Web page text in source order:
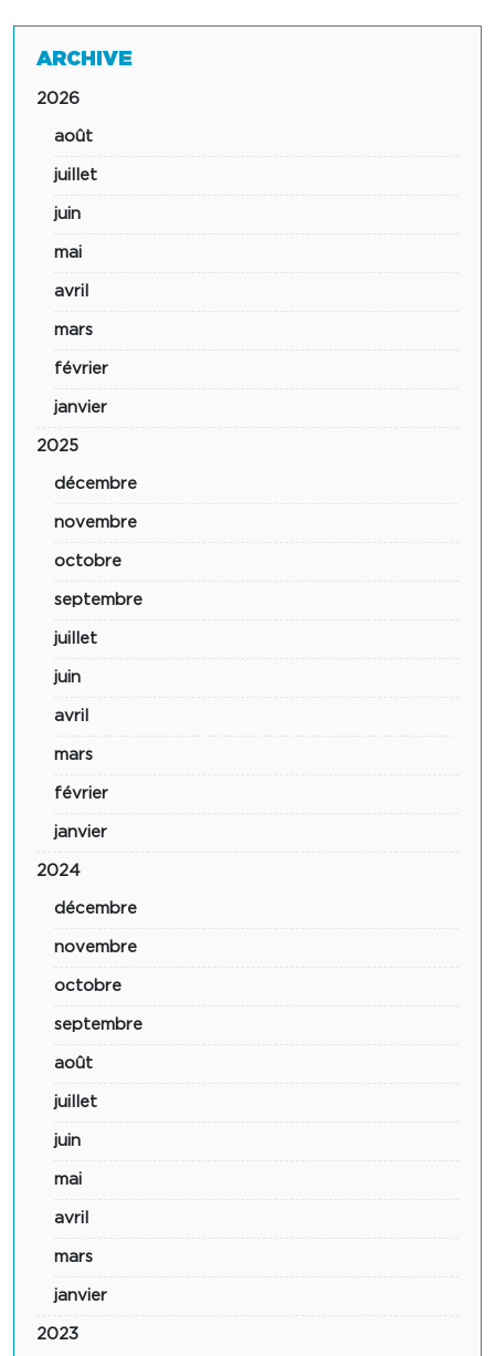
ARCHIVE
2026
août
juillet
juin
mai
avril
mars
février
janvier
2025
décembre
novembre
octobre
septembre
juillet
juin
avril
mars
février
janvier
2024
décembre
novembre
octobre
septembre
août
juillet
juin
mai
avril
mars
janvier
2023